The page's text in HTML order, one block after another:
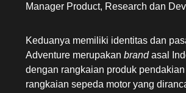
Manager Product, Research dan
Keduanya memiliki identitas dan
Adventure merupakan brandasal
dengan rangkaian produk
rangkaian sepeda motor yang